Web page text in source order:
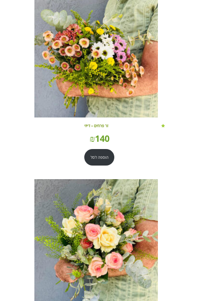
זר פרחים – דייזי
₪140
הוספה לסל